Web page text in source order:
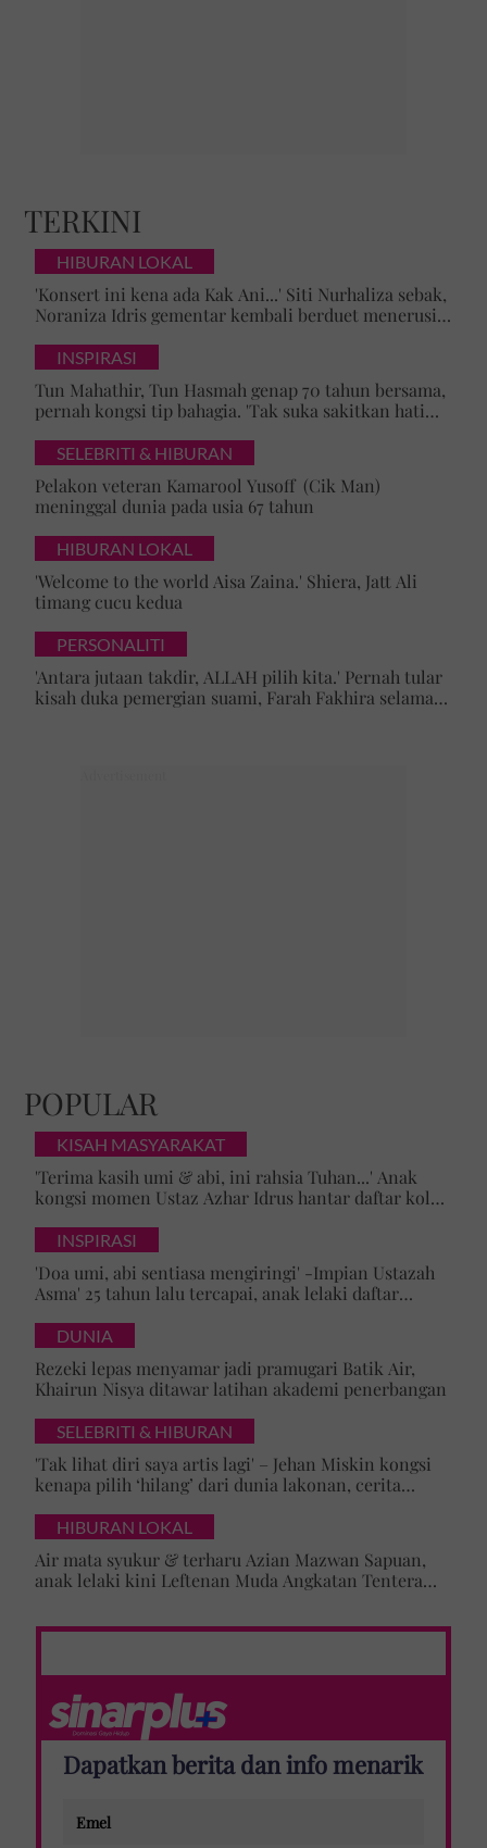
TERKINI
HIBURAN LOKAL
'Konsert ini kena ada Kak Ani...' Siti Nurhaliza sebak,
Noraniza Idris gementar kembali berduet menerusi
INSPIRASI
Tun Mahathir, Tun Hasmah genap 70 tahun bersama,
pernah kongsi tip bahagia. 'Tak suka sakitkan hati
SELEBRITI & HIBURAN
Pelakon veteran Kamarool Yusoff (Cik Man)
meninggal dunia pada usia 67 tahun
HIBURAN LOKAL
'Welcome to the world Aisa Zaina.' Shiera, Jatt Ali
timang cucu kedua
PERSONALITI
'Antara jutaan takdir, ALLAH pilih kita.' Pernah tular
kisah duka pemergian suami, Farah Fakhira selamat
POPULAR
KISAH MASYARAKAT
'Terima kasih umi & abi, ini rahsia Tuhan...' Anak
kongsi momen Ustaz Azhar Idrus hantar daftar kolej,
INSPIRASI
'Doa umi, abi sentiasa mengiringi' -Impian Ustazah
Asma' 25 tahun lalu tercapai, anak lelaki daftar
DUNIA
Rezeki lepas menyamar jadi pramugari Batik Air,
Khairun Nisya ditawar latihan akademi penerbangan
SELEBRITI & HIBURAN
'Tak lihat diri saya artis lagi' – Jehan Miskin kongsi
kenapa pilih ‘hilang’ dari dunia lakonan, cerita
HIBURAN LOKAL
Air mata syukur & terharu Azian Mazwan Sapuan,
anak lelaki kini Leftenan Muda Angkatan Tentera
Dapatkan berita dan info menarik